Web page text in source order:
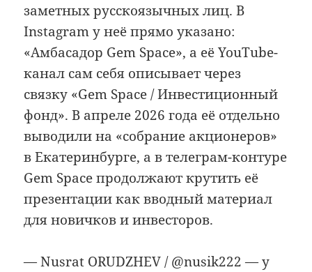
заметных русскоязычных лиц. В
Instagram у неё прямо указано:
«Амбасадор Gem Space», а её YouTube-
канал сам себя описывает через
связку «Gem Space / Инвестиционный
фонд». В апреле 2026 года её отдельно
выводили на «собрание акционеров»
в Екатеринбурге, а в телеграм-контуре
Gem Space продолжают крутить её
презентации как вводный материал
для новичков и инвесторов.
— Nusrat ORUDZHEV / @nusik222 — у